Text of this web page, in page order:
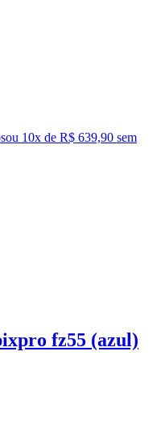
ou 10x de R$ 639,90 sem
fz55 (azul)